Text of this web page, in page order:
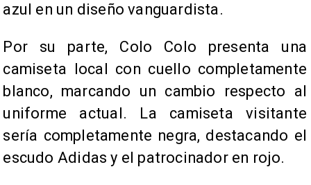
azul en un diseño vanguardista.
Por su parte, Colo Colo presenta una
camiseta local con cuello completamente
blanco, marcando un cambio respecto al
uniforme actual. La camiseta visitante
sería completamente negra, destacando el
escudo Adidas y el patrocinador en rojo.